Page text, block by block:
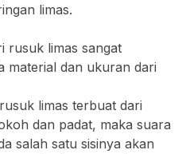
limas.
rusuk limas sangat
material dan ukuran dari
limas terbuat dari
dan padat, maka suara
salah satu sisinya akan